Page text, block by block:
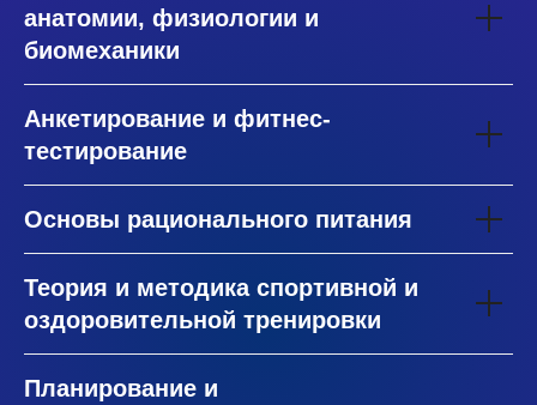
анатомии, физиологии и
биомеханики
Анкетирование и фитнес-
тестирование
Основы рационального питания
Теория и методика спортивной и
оздоровительной тренировки
Планирование и